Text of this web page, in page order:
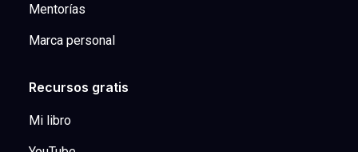
Mentorías
Marca personal
Recursos gratis
Mi libro